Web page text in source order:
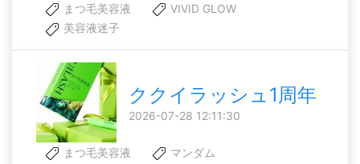
まつ毛美容液
VIVID GLOW
美容液迷子
ククイラッシュ1周年
2026-07-28 12:11:30
まつ毛美容液
マンダム